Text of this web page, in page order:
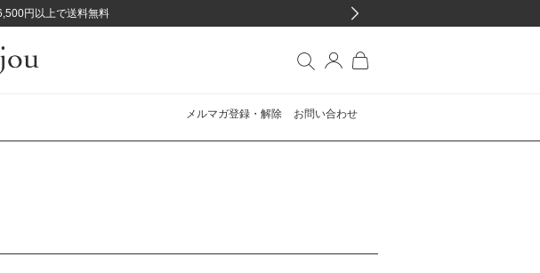
メルマガ登録・解除 お問い合わせ